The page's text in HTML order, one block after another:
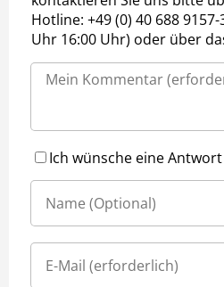
Hotline: +49 (0) 40 688
Uhr 16:00 Uhr) oder über
Ich wünsche eine